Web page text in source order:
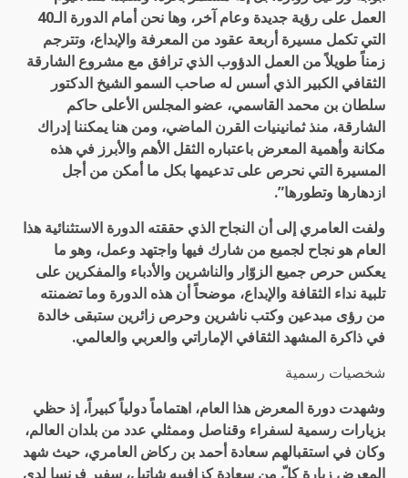
العمل على رؤية جديدة وعام آخر، وها نحن أمام الدورة الـ40
التي تكمل مسيرة أربعة عقود من المعرفة والإبداع، وتترجم
زمناً طويلاً من العمل الدؤوب الذي ترافق مع مشروع الشارقة
الثقافي الكبير الذي أسس له صاحب السمو الشيخ الدكتور
سلطان بن محمد القاسمي، عضو المجلس الأعلى حاكم
الشارقة، منذ ثمانينيات القرن الماضي، ومن هنا يمكننا إدراك
مكانة وأهمية المعرض باعتباره الثقل الأهم والأبرز في هذه
المسيرة التي نحرص على تدعيمها بكل ما أمكن من أجل
ازدهارها وتطورها”.
ولفت العامري إلى أن النجاح الذي حققته الدورة الاستثنائية هذا
العام هو نجاح لجميع من شارك فيها واجتهد وعمل، وهو ما
يعكس حرص جميع الزوّار والناشرين والأدباء والمفكرين على
تلبية نداء الثقافة والإبداع، موضحاً أن هذه الدورة وما تضمنته
من رؤى مبدعين وكتب ناشرين وحرص زائرين ستبقى خالدة
في ذاكرة المشهد الثقافي الإماراتي والعربي والعالمي.
شخصيات رسمية
وشهدت دورة المعرض هذا العام، اهتماماً دولياً كبيراً، إذ حظي
بزيارات رسمية لسفراء وقناصل وممثلي عدد من بلدان العالم،
وكان في استقبالهم سعادة أحمد بن ركاض العامري، حيث شهد
المعرض زيارة كلّ من سعادة كزافييه شاتيل، سفير فرنسا لدى